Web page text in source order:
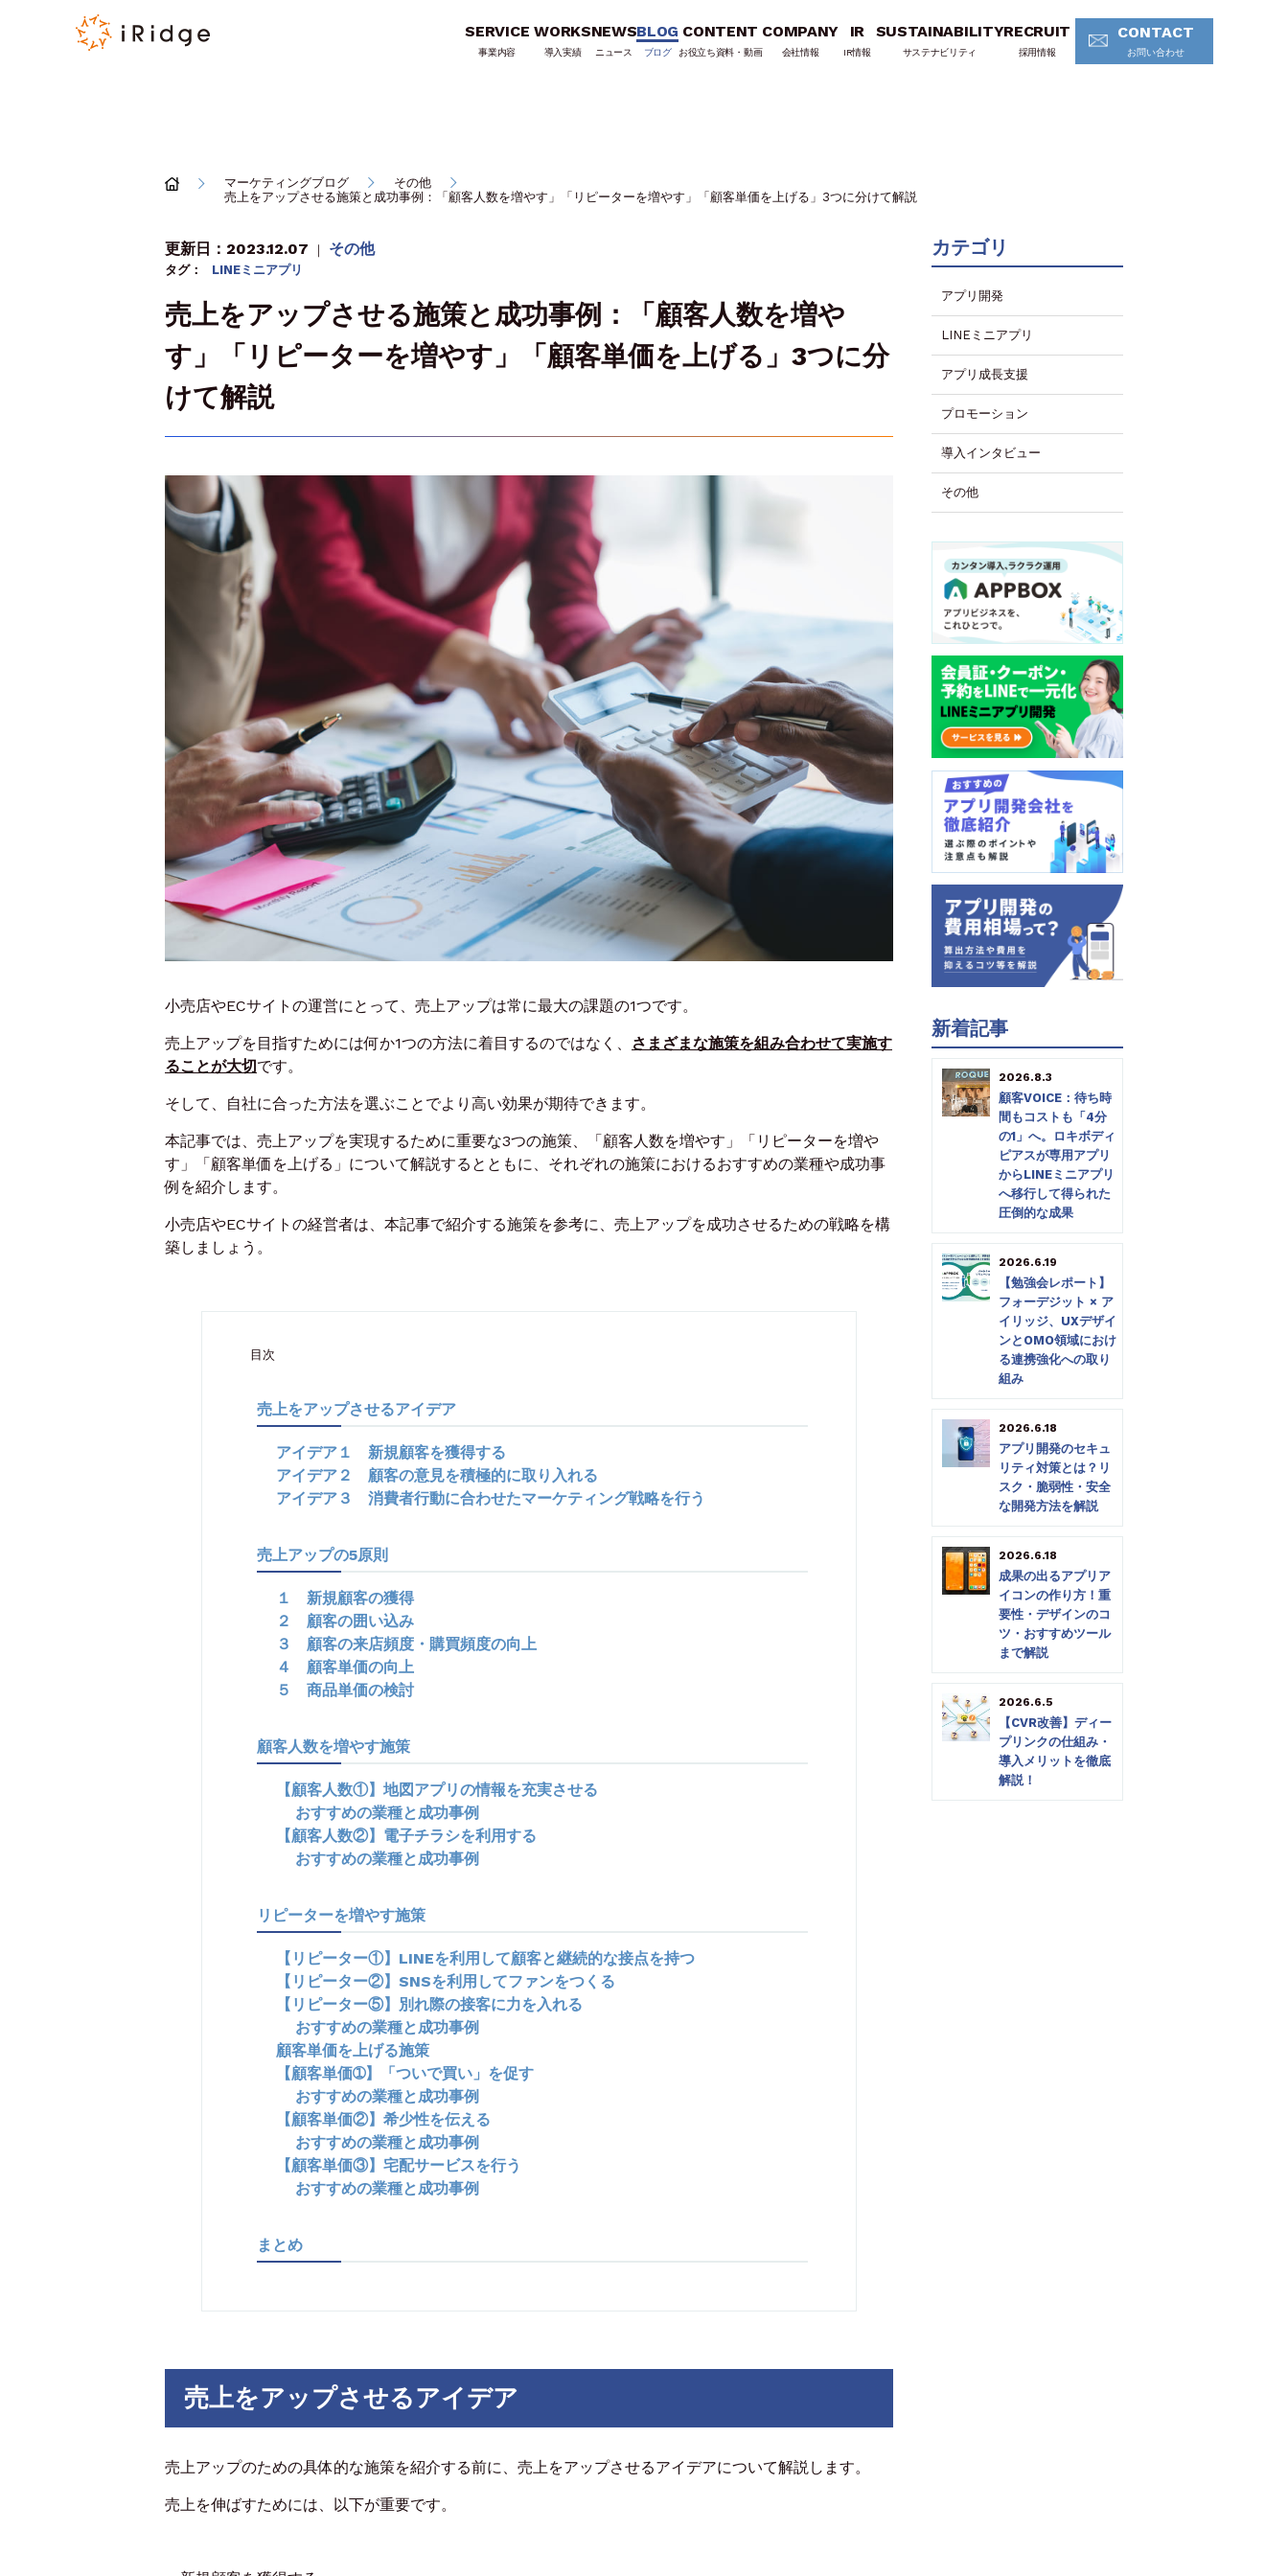
SERVICE
事業内容
WORKS
導入実績
NEWS
ニュース
BLOG
ブログ
CONTENT
お役立ち資料・動画
COMPANY
会社情報
IR
IR情報
SUSTAINABILITY
サステナビリティ
RECRUIT
採用情報
CONTACT
お問い合わせ
マーケティングブログ
その他
売上をアップさせる施策と成功事例：「顧客人数を増やす」「リピーターを増やす」「顧客単価を上げる」3つに分けて解説
更新日：2023.12.07 ｜ その他
タグ： LINEミニアプリ
売上をアップさせる施策と成功事例：「顧客人数を増や
す」「リピーターを増やす」「顧客単価を上げる」3つに分
けて解説
小売店やECサイトの運営にとって、売上アップは常に最大の課題の1つです。
売上アップを目指すためには何か1つの方法に着目するのではなく、
さまざまな施策を組み合わせて実施す
ることが大切です。
そして、自社に合った方法を選ぶことでより高い効果が期待できます。
本記事では、売上アップを実現するために重要な3つの施策、「顧客人数を増やす」「リピーターを増や
す」「顧客単価を上げる」について解説するとともに、それぞれの施策におけるおすすめの業種や成功事
例を紹介します。
小売店やECサイトの経営者は、本記事で紹介する施策を参考に、売上アップを成功させるための戦略を構
築しましょう。
目次
売上をアップさせるアイデア
アイデア１ 新規顧客を獲得する
アイデア２ 顧客の意見を積極的に取り入れる
アイデア３ 消費者行動に合わせたマーケティング戦略を行う
売上アップの5原則
１ 新規顧客の獲得
２ 顧客の囲い込み
３ 顧客の来店頻度・購買頻度の向上
４ 顧客単価の向上
５ 商品単価の検討
顧客人数を増やす施策
【顧客人数①】地図アプリの情報を充実させる
おすすめの業種と成功事例
【顧客人数②】電子チラシを利用する
おすすめの業種と成功事例
リピーターを増やす施策
【リピーター①】LINEを利用して顧客と継続的な接点を持つ
【リピーター②】SNSを利用してファンをつくる
【リピーター⑤】別れ際の接客に力を入れる
おすすめの業種と成功事例
顧客単価を上げる施策
【顧客単価➀】「ついで買い」を促す
おすすめの業種と成功事例
【顧客単価②】希少性を伝える
おすすめの業種と成功事例
【顧客単価③】宅配サービスを行う
おすすめの業種と成功事例
まとめ
売上をアップさせるアイデア
売上アップのための具体的な施策を紹介する前に、売上をアップさせるアイデアについて解説します。
売上を伸ばすためには、以下が重要です。
カテゴリ
アプリ開発
LINEミニアプリ
アプリ成長支援
プロモーション
導入インタビュー
その他
新着記事
2026.8.3
顧客VOICE：待ち時
間もコストも「4分
の1」へ。ロキボディ
ピアスが専用アプリ
からLINEミニアプリ
へ移行して得られた
圧倒的な成果
2026.6.19
【勉強会レポート】
フォーデジット × ア
イリッジ、UXデザイ
ンとOMO領域におけ
る連携強化への取り
組み
2026.6.18
アプリ開発のセキュ
リティ対策とは？リ
スク・脆弱性・安全
な開発方法を解説
2026.6.18
成果の出るアプリア
イコンの作り方！重
要性・デザインのコ
ツ・おすすめツール
まで解説
2026.6.5
【CVR改善】ディー
プリンクの仕組み・
導入メリットを徹底
解説！